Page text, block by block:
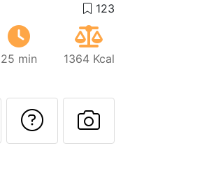
25 min 1364 Kcal
esta receita a um
Imprima esta página
Falar com o
Fez esta